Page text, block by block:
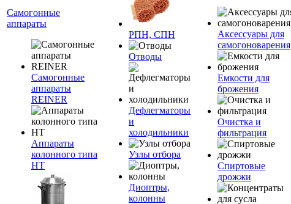
Самогонные
аппараты
Самогонные
аппараты
REINER
Аппараты
колонного типа
НТ
РПН, СПН
Отводы
Дефлегматоры
и
холодильники
Узлы отбора
Диоптры,
колонны
Аксессуары для
самогоноварения
Емкости для
брожения
Очистка и
фильтрация
Спиртовые
дрожжи